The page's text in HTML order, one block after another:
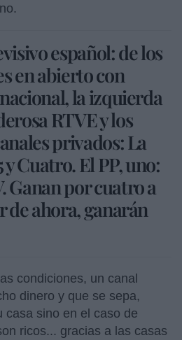
español: de los
en abierto con
la izquierda
RTVE y los
privados: La
y Cuatro. El PP, uno:
Ganan por cuatro a
de ahora, ganarán
condiciones, un canal
dinero y que se sepa,
casa sino en el caso de
ricos... gracias a las casas